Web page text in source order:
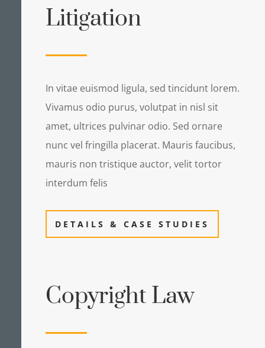
Litigation
In vitae euismod ligula, sed tincidunt lorem.
Vivamus odio purus, volutpat in nisl sit
amet, ultrices pulvinar odio. Sed ornare
nunc vel fringilla placerat. Mauris faucibus,
mauris non tristique auctor, velit tortor
interdum felis
DETAILS & CASE STUDIES
Copyright Law